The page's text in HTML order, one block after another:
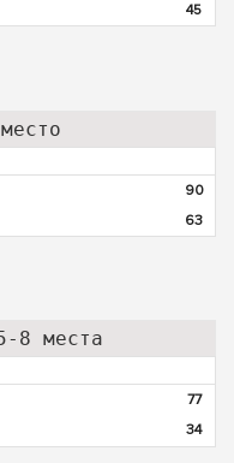
45
90
63
8 места
77
34